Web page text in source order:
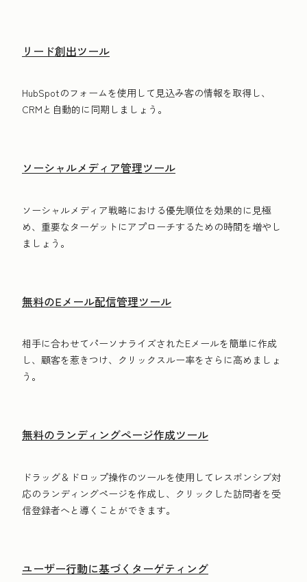
リード創出ツール
HubSpotのフォームを使用して見込み客の情報を取得し、
CRMと自動的に同期しましょう。
ソーシャルメディア管理ツール
ソーシャルメディア戦略における優先順位を効果的に見極
め、重要なターゲットにアプローチするための時間を増やし
ましょう。
無料のEメール配信管理ツール
相手に合わせてパーソナライズされたEメールを簡単に作成
し、顧客を惹きつけ、クリックスルー率をさらに高めましょ
う。
無料のランディングページ作成ツール
ドラッグ＆ドロップ操作のツールを使用してレスポンシブ対
応のランディングページを作成し、クリックした訪問者を受
信登録者へと導くことができます。
ユーザー行動に基づくターゲティング